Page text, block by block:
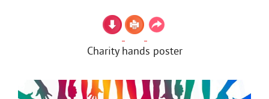
Charity hands poster